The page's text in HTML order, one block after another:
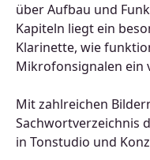
über Aufbau und
Kapiteln liegt ein
Klarinette, wie
Mikrofonsignalen ein
Mit zahlreichen
Sachwortverzeichnis
in Tonstudio und